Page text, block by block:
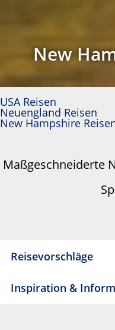
New
USA Reisen
Neuengland Reisen
New Hampshire
Maßgeschneiderte
Reisevorschläge
Inspiration &